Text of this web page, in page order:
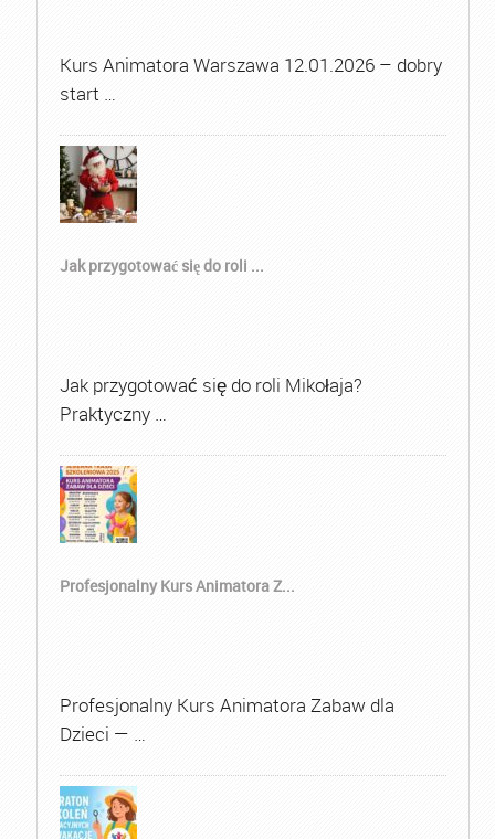
Kurs Animatora Warszawa 12.01.2026 – dobry
start …
Jak przygotować się do roli ...
Jak przygotować się do roli Mikołaja?
Praktyczny …
Profesjonalny Kurs Animatora Z...
Profesjonalny Kurs Animatora Zabaw dla
Dzieci — …